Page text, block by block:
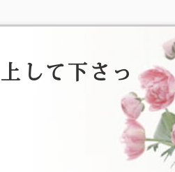
して下さっ